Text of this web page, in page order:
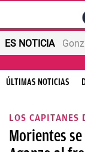
ES NOTICIA
ÚLTIMAS NOTICIAS
LOS CAPITANES
Morientes